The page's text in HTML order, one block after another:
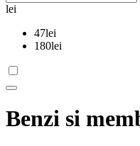
lei
47lei
180lei
Benzi si